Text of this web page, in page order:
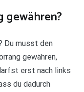
gewähren?
Du musst den
gewähren,
erst nach links
du dadurch